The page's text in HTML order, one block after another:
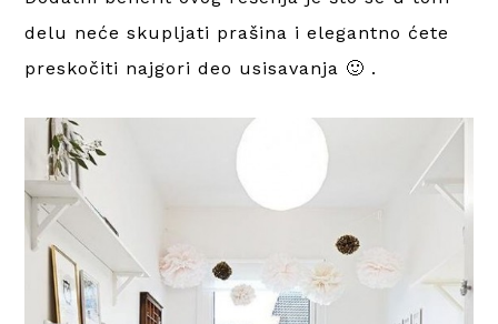
delu neće skupljati prašina i elegantno ćete
preskočiti najgori deo usisavanja 🙂 .